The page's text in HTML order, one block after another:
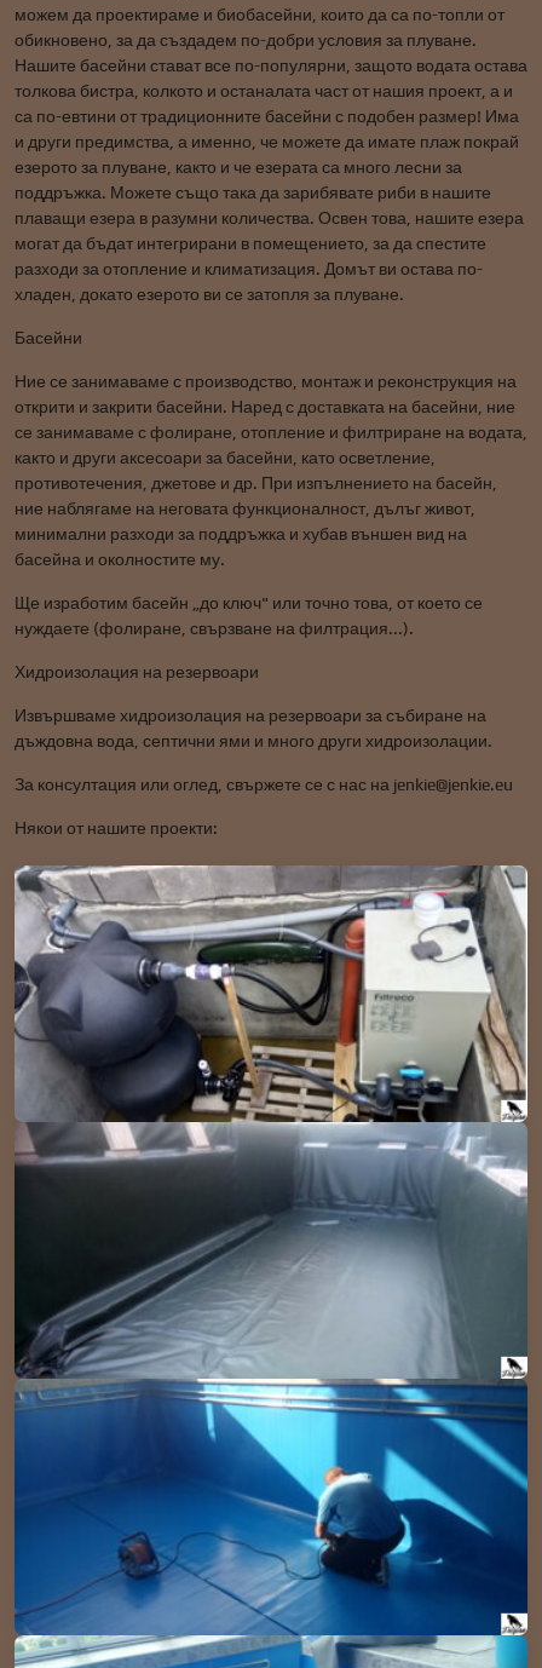
можем да проектираме и биобасейни, които да са по-топли от
обикновено, за да създадем по-добри условия за плуване.
Нашите басейни стават все по-популярни, защото водата остава
толкова бистра, колкото и останалата част от нашия проект, а и
са по-евтини от традиционните басейни с подобен размер! Има
и други предимства, а именно, че можете да имате плаж покрай
езерото за плуване, както и че езерата са много лесни за
поддръжка. Можете също така да зарибявате риби в нашите
плаващи езера в разумни количества. Освен това, нашите езера
могат да бъдат интегрирани в помещението, за да спестите
разходи за отопление и климатизация. Домът ви остава по-
хладен, докато езерото ви се затопля за плуване.
Басейни
Ние се занимаваме с производство, монтаж и реконструкция на
открити и закрити басейни. Наред с доставката на басейни, ние
се занимаваме с фолиране, отопление и филтриране на водата,
както и други аксесоари за басейни, като осветление,
противотечения, джетове и др. При изпълнението на басейн,
ние наблягаме на неговата функционалност, дълъг живот,
минимални разходи за поддръжка и хубав външен вид на
басейна и околностите му.
Ще изработим басейн „до ключ" или точно това, от което се
нуждаете (фолиране, свързване на филтрация...).
Хидроизолация на резервоари
Извършваме хидроизолация на резервоари за събиране на
дъждовна вода, септични ями и много други хидроизолации.
За консултация или оглед, свържете се с нас на jenkie@jenkie.eu
Някои от нашите проекти: